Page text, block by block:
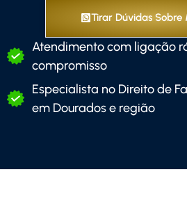
Tirar Dúvidas Sobre
Atendimento com ligação
compromisso
Especialista no Direito de
em Dourados e região